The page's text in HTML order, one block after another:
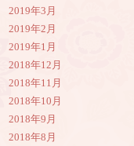
2019年3月
2019年2月
2019年1月
2018年12月
2018年11月
2018年10月
2018年9月
2018年8月